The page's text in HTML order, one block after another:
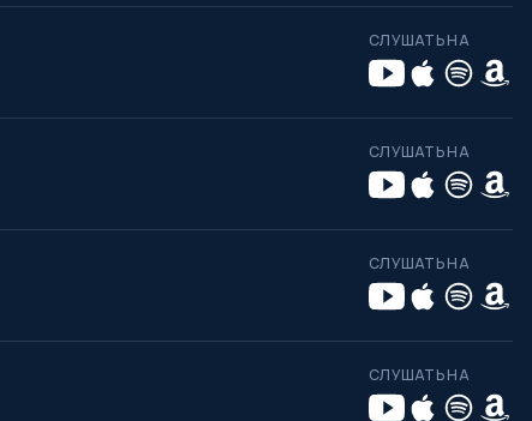
СЛУШАТЬ НА
СЛУШАТЬ НА
СЛУШАТЬ НА
СЛУШАТЬ НА